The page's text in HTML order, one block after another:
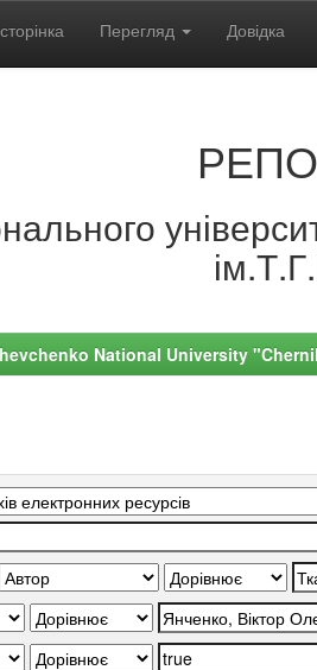
Перегляд Довідка
National University